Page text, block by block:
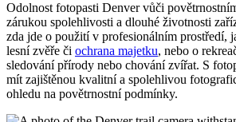
Odolnost fotopasti Denver vůči
zárukou spolehlivosti a dlouhé životnosti
zda jde o použití v profesionálním prostředí,
lesní zvěře či ochrana majetku, nebo o
sledování přírody nebo chování zvířat. S
mít zajištěnou kvalitní a spolehlivou
ohledu na povětrnostní podmínky.